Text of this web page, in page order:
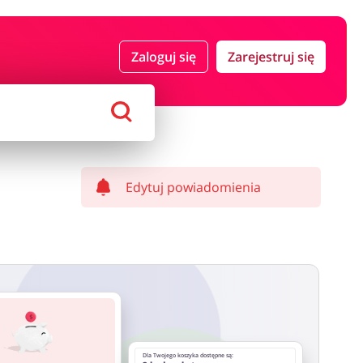
Zaloguj się Zarejestruj się
Edytuj powiadomienia
Dla Twojego koszyka dostępne są: